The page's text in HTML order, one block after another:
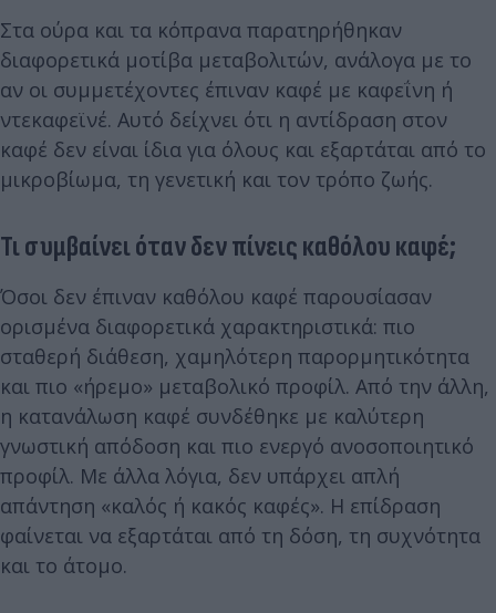
Στα ούρα και τα κόπρανα παρατηρήθηκαν
διαφορετικά μοτίβα μεταβολιτών, ανάλογα με το
αν οι συμμετέχοντες έπιναν καφέ με καφεΐνη ή
ντεκαφεϊνέ. Αυτό δείχνει ότι η αντίδραση στον
καφέ δεν είναι ίδια για όλους και εξαρτάται από το
μικροβίωμα, τη γενετική και τον τρόπο ζωής.
Τι συμβαίνει όταν δεν πίνεις καθόλου καφέ;
Όσοι δεν έπιναν καθόλου καφέ παρουσίασαν
ορισμένα διαφορετικά χαρακτηριστικά: πιο
σταθερή διάθεση, χαμηλότερη παρορμητικότητα
και πιο «ήρεμο» μεταβολικό προφίλ. Από την άλλη,
η κατανάλωση καφέ συνδέθηκε με καλύτερη
γνωστική απόδοση και πιο ενεργό ανοσοποιητικό
προφίλ. Με άλλα λόγια, δεν υπάρχει απλή
απάντηση «καλός ή κακός καφές». Η επίδραση
φαίνεται να εξαρτάται από τη δόση, τη συχνότητα
και το άτομο.